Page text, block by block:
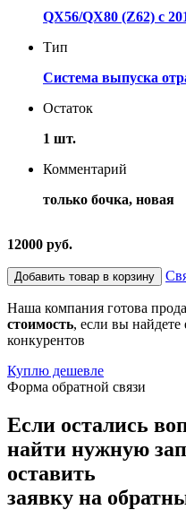
QX56/QX80 (Z62) с
Тип
Система выпуска
Остаток
1 шт.
Комментарий
только бочка, новая
12000 руб.
Добавить товар в корзину
Наша компания готова
стоимость, если вы
конкурентов
Куплю дешевле
Форма обратной связи
Если остались
найти нужную
оставить
заявку на